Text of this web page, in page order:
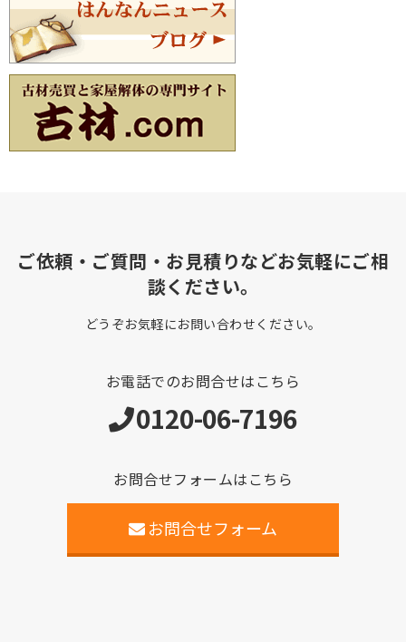
ご依頼・ご質問・お見積りなどお気軽にご相
談ください。
どうぞお気軽にお問い合わせください。
お電話でのお問合せはこちら
0120-06-7196
お問合せフォームはこちら
お問合せフォーム